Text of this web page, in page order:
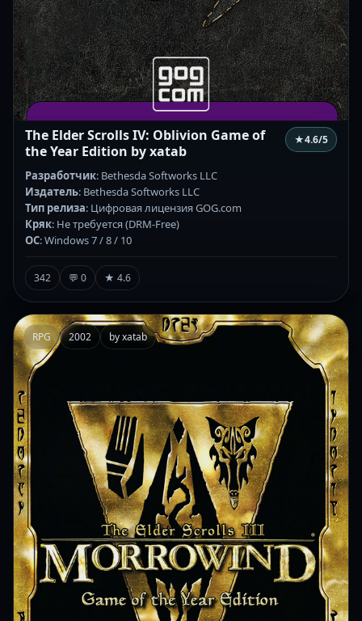
The Elder Scrolls IV: Oblivion Game of
the Year Edition by xatab
★4.6/5
Разработчик: Bethesda Softworks LLC
Издатель: Bethesda Softworks LLC
Тип релиза: Цифровая лицензия GOG.com
Кряк: Не требуется (DRM-Free)
ОС: Windows 7 / 8 / 10
342 💬 0 ★ 4.6
RPG 2002 by xatab